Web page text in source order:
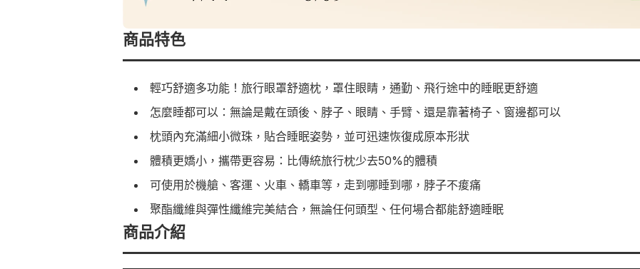
商品特色
輕巧舒適多功能！旅行眼罩舒適枕，罩住眼睛，通勤、飛行途中的睡眠更舒適
怎麼睡都可以：無論是戴在頭後、脖子、眼睛、手臂、還是靠著椅子、窗邊都可以
枕頭內充滿細小微珠，貼合睡眠姿勢，並可迅速恢復成原本形狀
體積更嬌小，攜帶更容易：比傳統旅行枕少去50%的體積
可使用於機艙、客運、火車、轎車等，走到哪睡到哪，脖子不痠痛
聚酯纖維與彈性纖維完美結合，無論任何頭型、任何場合都能舒適睡眠
商品介紹